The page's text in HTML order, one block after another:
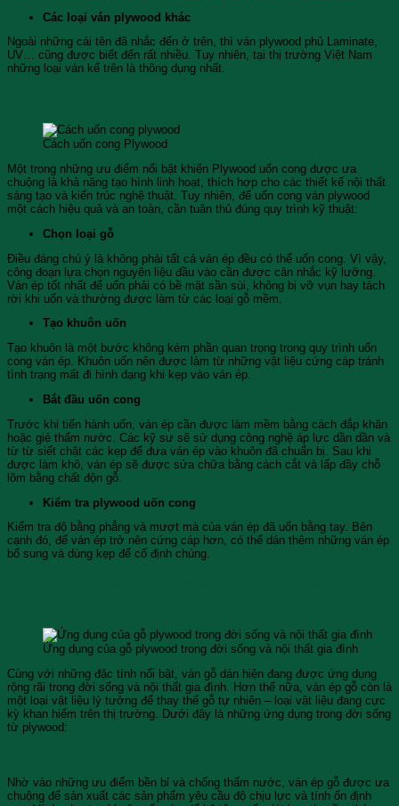
Các loại ván plywood khác
Ngoài những cái tên đã nhắc đến ở trên, thì ván plywood phủ Laminate,
UV… cũng được biết đến rất nhiều. Tuy nhiên, tại thị trường Việt Nam
những loại ván kể trên là thông dụng nhất.
Cách uốn cong Plywood
Một trong những ưu điểm nổi bật khiến Plywood uốn cong được ưa
chuộng là khả năng tạo hình linh hoạt, thích hợp cho các thiết kế nội thất
sáng tạo và kiến trúc nghệ thuật. Tuy nhiên, để uốn cong ván plywood
một cách hiệu quả và an toàn, cần tuân thủ đúng quy trình kỹ thuật:
Chọn loại gỗ
Điều đáng chú ý là không phải tất cả ván ép đều có thể uốn cong. Vì vậy,
công đoạn lựa chọn nguyên liệu đầu vào cần được cân nhắc kỹ lưỡng.
Ván ép tốt nhất để uốn phải có bề mặt sần sùi, không bị vỡ vụn hay tách
rời khi uốn và thường được làm từ các loại gỗ mềm.
Tạo khuôn uốn
Tạo khuôn là một bước không kém phần quan trọng trong quy trình uốn
cong ván ép. Khuôn uốn nên được làm từ những vật liệu cứng cáp tránh
tình trạng mất đi hình dạng khi kẹp vào ván ép.
Bắt đầu uốn cong
Trước khi tiến hành uốn, ván ép cần được làm mềm bằng cách đắp khăn
hoặc giẻ thấm nước. Các kỹ sư sẽ sử dụng công nghệ áp lực dần dần và
từ từ siết chặt các kẹp để đưa ván ép vào khuôn đã chuẩn bị. Sau khi
được làm khô, ván ép sẽ được sửa chữa bằng cách cắt và lấp đầy chỗ
lõm bằng chất độn gỗ.
Kiểm tra plywood uốn cong
Kiểm tra độ bằng phẳng và mượt mà của ván ép đã uốn bằng tay. Bên
cạnh đó, để ván ép trở nên cứng cáp hơn, có thể dán thêm những ván ép
bổ sung và dùng kẹp để cố định chúng.
Ứng dụng của gỗ plywood trong đời sống và nội thất gia đình
Cùng với những đặc tính nổi bật, ván gỗ dán hiện đang được ứng dụng
rộng rãi trong đời sống và nội thất gia đình. Hơn thế nữa, ván ép gỗ còn là
một loại vật liệu lý tưởng để thay thế gỗ tự nhiên – loại vật liệu đang cực
kỳ khan hiếm trên thị trường. Dưới đây là những ứng dụng trong đời sống
từ plywood:
Nhờ vào những ưu điểm bền bỉ và chống thấm nước, ván ép gỗ được ưa
chuộng để sản xuất các sản phẩm yêu cầu độ chịu lực và tính ổn định